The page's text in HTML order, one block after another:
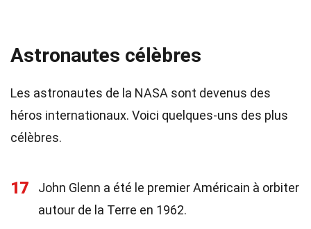
Astronautes célèbres
Les astronautes de la NASA sont devenus des
héros internationaux. Voici quelques-uns des plus
célèbres.
17
John Glenn a été le premier Américain à orbiter
autour de la Terre en 1962.